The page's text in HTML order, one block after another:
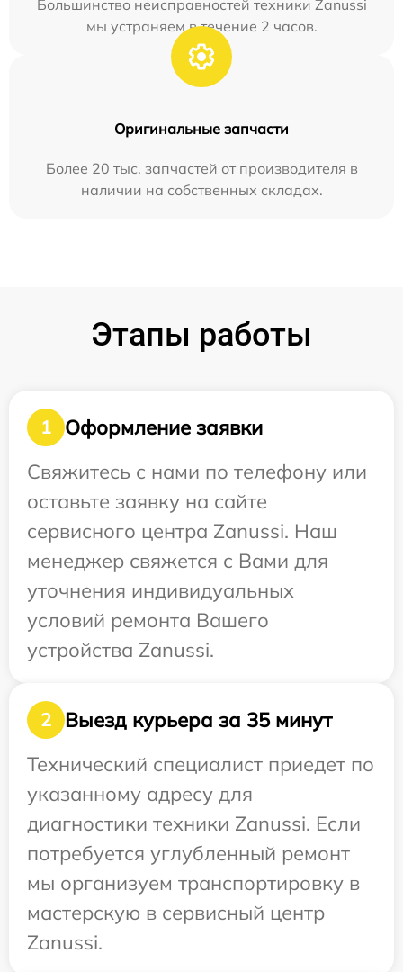
Большинство неисправностей техники Zanussi
мы устраняем в течение 2 часов.
Оригинальные запчасти
Более 20 тыс. запчастей от производителя в
наличии на собственных складах.
Этапы работы
1
Оформление заявки
Свяжитесь с нами по телефону или
оставьте заявку на сайте
сервисного центра Zanussi. Наш
менеджер свяжется с Вами для
уточнения индивидуальных
условий ремонта Вашего
устройства Zanussi.
2
Выезд курьера за 35 минут
Технический специалист приедет по
указанному адресу для
диагностики техники Zanussi. Если
потребуется углубленный ремонт
мы организуем транспортировку в
мастерскую в сервисный центр
Zanussi.